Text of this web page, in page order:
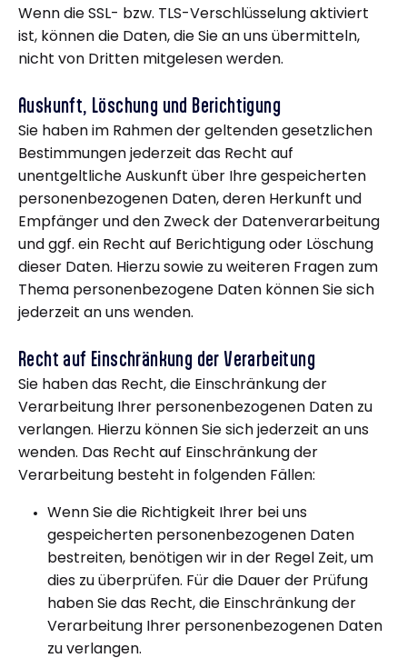
Wenn die SSL- bzw. TLS-Verschlüsselung aktiviert
ist, können die Daten, die Sie an uns übermitteln,
nicht von Dritten mitgelesen werden.
Auskunft, Löschung und Berichtigung
Sie haben im Rahmen der geltenden gesetzlichen
Bestimmungen jederzeit das Recht auf
unentgeltliche Auskunft über Ihre gespeicherten
personenbezogenen Daten, deren Herkunft und
Empfänger und den Zweck der Datenverarbeitung
und ggf. ein Recht auf Berichtigung oder Löschung
dieser Daten. Hierzu sowie zu weiteren Fragen zum
Thema personenbezogene Daten können Sie sich
jederzeit an uns wenden.
Recht auf Einschränkung der Verarbeitung
Sie haben das Recht, die Einschränkung der
Verarbeitung Ihrer personenbezogenen Daten zu
verlangen. Hierzu können Sie sich jederzeit an uns
wenden. Das Recht auf Einschränkung der
Verarbeitung besteht in folgenden Fällen:
Wenn Sie die Richtigkeit Ihrer bei uns
gespeicherten personenbezogenen Daten
bestreiten, benötigen wir in der Regel Zeit, um
dies zu überprüfen. Für die Dauer der Prüfung
haben Sie das Recht, die Einschränkung der
Verarbeitung Ihrer personenbezogenen Daten
zu verlangen.